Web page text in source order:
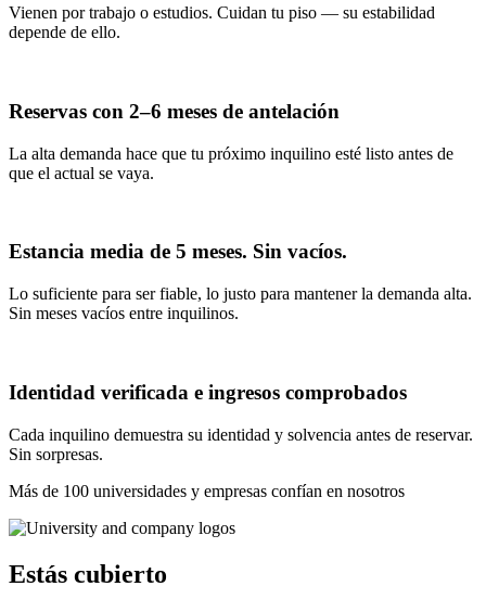
Vienen por trabajo o estudios. Cuidan tu piso — su estabilidad
depende de ello.
Reservas con 2–6 meses de antelación
La alta demanda hace que tu próximo inquilino esté listo antes de
que el actual se vaya.
Estancia media de 5 meses. Sin vacíos.
Lo suficiente para ser fiable, lo justo para mantener la demanda alta.
Sin meses vacíos entre inquilinos.
Identidad verificada e ingresos comprobados
Cada inquilino demuestra su identidad y solvencia antes de reservar.
Sin sorpresas.
Más de 100 universidades y empresas confían en nosotros
Estás cubierto